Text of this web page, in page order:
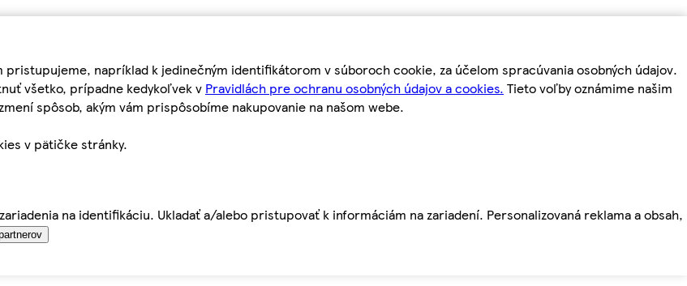
napríklad k jedinečným identifikátorom v súboroch cookie, za účelom spracúvania osobných údajov.
všetko, prípadne kedykoľvek v Pravidlách pre ochranu osobných údajov a cookies. Tieto voľby oznámime našim
spôsob, akým vám prispôsobíme nakupovanie na našom webe.
v pätičke stránky.
na identifikáciu. Ukladať a/alebo pristupovať k informáciám na zariadení. Personalizovaná reklama a obsah,